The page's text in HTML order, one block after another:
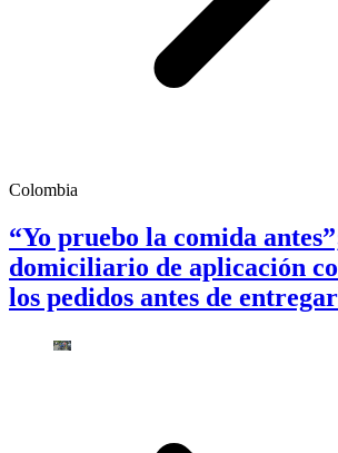
Colombia
“Yo pruebo la comida
domiciliario de aplicación
los pedidos antes de